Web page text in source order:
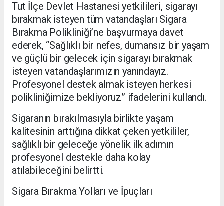
Tut İlçe Devlet Hastanesi yetkilileri, sigarayı
bırakmak isteyen tüm vatandaşları Sigara
Bırakma Polikliniği’ne başvurmaya davet
ederek, “Sağlıklı bir nefes, dumansız bir yaşam
ve güçlü bir gelecek için sigarayı bırakmak
isteyen vatandaşlarımızın yanındayız.
Profesyonel destek almak isteyen herkesi
polikliniğimize bekliyoruz” ifadelerini kullandı.
Sigaranın bırakılmasıyla birlikte yaşam
kalitesinin arttığına dikkat çeken yetkililer,
sağlıklı bir geleceğe yönelik ilk adımın
profesyonel destekle daha kolay
atılabileceğini belirtti.
Sigara Bırakma Yolları ve İpuçları